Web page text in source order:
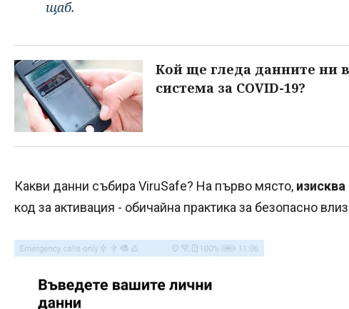
щаб.
Кой ще гледа данните ни
система за COVID-19?
Какви данни събира ViruSafe? На първо място,
код за активация - обичайна практика за безопасно